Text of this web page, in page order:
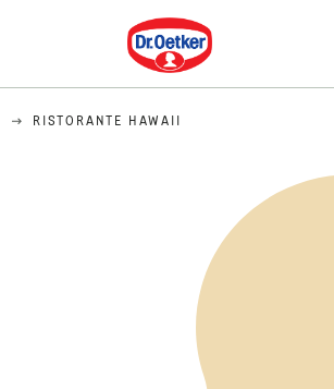
Dr. Oetker
RISTORANTE HAWAII